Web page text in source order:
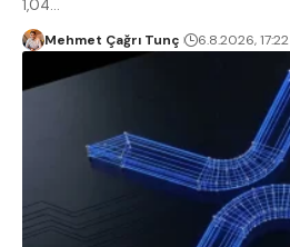
1,04…
Mehmet Çağrı Tunç 6.8.2026, 17:22